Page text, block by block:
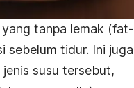
tanpa lemak (fat-
sebelum tidur. Ini juga
susu tersebut,